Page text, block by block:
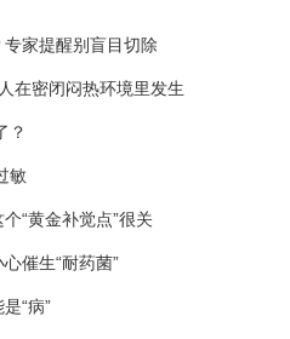
家提醒别盲目切除
在密闭闷热环境里发生
？
敏
“黄金补觉点”很关
催生“耐药菌”
“病”